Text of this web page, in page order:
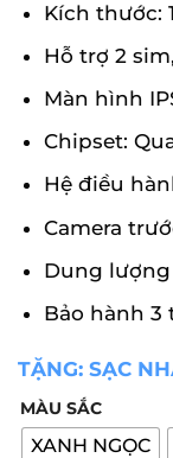
Kích thước:
Hỗ trợ 2
Màn hình
Chipset:
Hệ điều
Camera
Dung lượng
Bảo hành 3
TẶNG: SẠC
MÀU SẮC
XANH NGỌC